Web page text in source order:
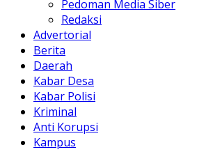
Pedoman Media Siber
Redaksi
Advertorial
Berita
Daerah
Kabar Desa
Kabar Polisi
Kriminal
Anti Korupsi
Kampus